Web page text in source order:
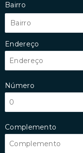
Bairro
Bairro
Endereço
Número
Complemento